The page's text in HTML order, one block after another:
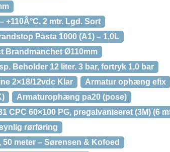
+110Â°C. 2 mtr. Lgd. Sort
Pasta 1000 (A1) – 1,0L
Brandmanchet Ø110mm
Beholder 12 liter. 3 bar, fortryk 1,0 bar
2×18/12vdc Klar
Armatur ophæng efix
Armaturophæng pa20 (pose)
CPC 60×100 PG, pregalvaniseret (3M) (6
rørføring
meter – Sørensen & Kofoed